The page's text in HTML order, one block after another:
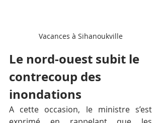
Vacances à Sihanoukville
Le nord-ouest subit le
contrecoup des
inondations
A cette occasion, le ministre s’est